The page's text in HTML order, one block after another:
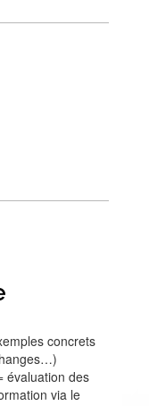
concrets
évaluation des
via le